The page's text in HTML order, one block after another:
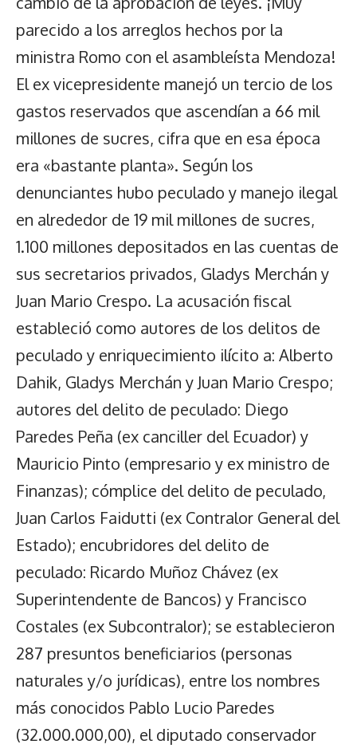
parecido a los arreglos hechos por la
ministra Romo con el asambleísta Mendoza!
El ex vicepresidente manejó un tercio de los
gastos reservados que ascendían a 66 mil
millones de sucres, cifra que en esa época
era «bastante planta». Según los
denunciantes hubo peculado y manejo ilegal
en alrededor de 19 mil millones de sucres,
1.100 millones depositados en las cuentas de
sus secretarios privados, Gladys Merchán y
Juan Mario Crespo. La acusación fiscal
estableció como autores de los delitos de
peculado y enriquecimiento ilícito a: Alberto
Dahik, Gladys Merchán y Juan Mario Crespo;
autores del delito de peculado: Diego
Paredes Peña (ex canciller del Ecuador) y
Mauricio Pinto (empresario y ex ministro de
Finanzas); cómplice del delito de peculado,
Juan Carlos Faidutti (ex Contralor General del
Estado); encubridores del delito de
peculado: Ricardo Muñoz Chávez (ex
Superintendente de Bancos) y Francisco
Costales (ex Subcontralor); se establecieron
287 presuntos beneficiarios (personas
naturales y/o jurídicas), entre los nombres
más conocidos Pablo Lucio Paredes
(32.000.000,00), el diputado conservador